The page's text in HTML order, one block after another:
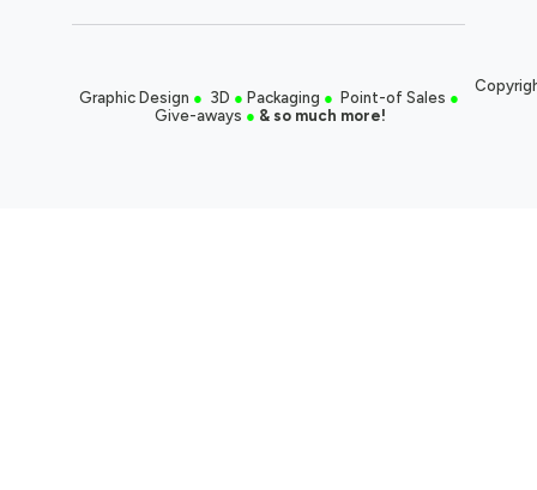
Graphic Design ● 3D ● Packaging ● Point-of Sales ●
Give-aways ● & so much more!